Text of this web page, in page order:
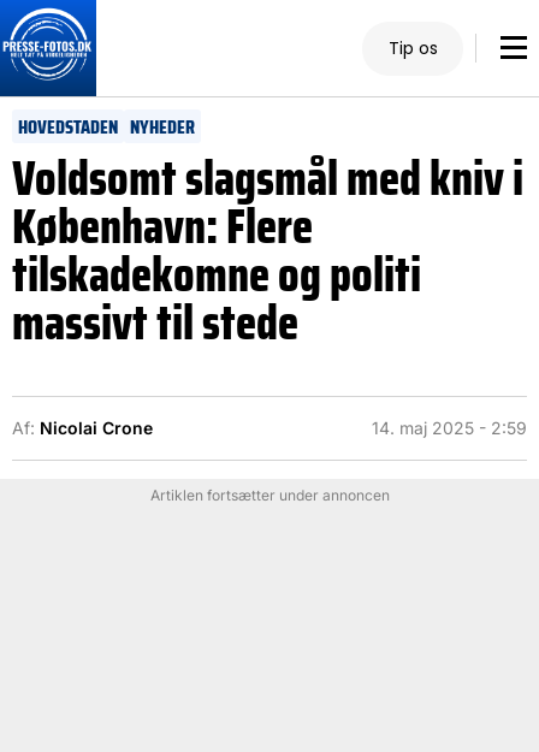
Tip os
HOVEDSTADEN NYHEDER
Voldsomt slagsmål med kniv i
København: Flere
tilskadekomne og politi
massivt til stede
Af: Nicolai Crone 14. maj 2025 - 2:59
Artiklen fortsætter under annoncen